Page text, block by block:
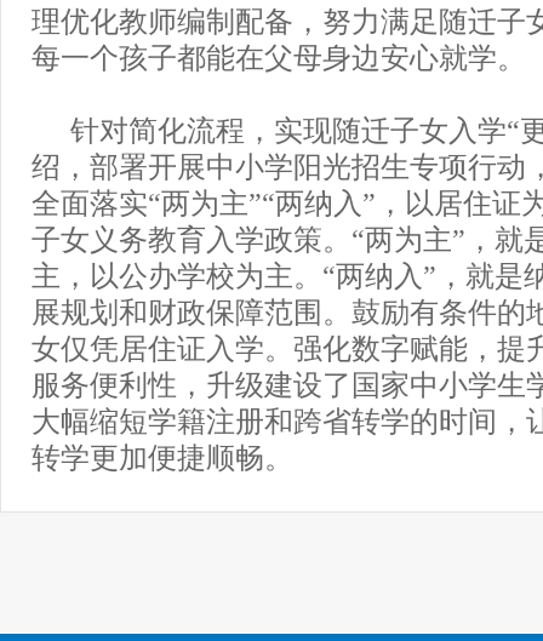
理优化教师编制配备，努力满足随迁子
每一个孩子都能在父母身边安心就学。
针对简化流程，实现随迁子女入学“
绍，部署开展中小学阳光招生专项行动
全面落实“两为主”“两纳入”，以居住证
子女义务教育入学政策。“两为主”，就
主，以公办学校为主。“两纳入”，就是
展规划和财政保障范围。鼓励有条件的
女仅凭居住证入学。强化数字赋能，提
服务便利性，升级建设了国家中小学生
大幅缩短学籍注册和跨省转学的时间，
转学更加便捷顺畅。